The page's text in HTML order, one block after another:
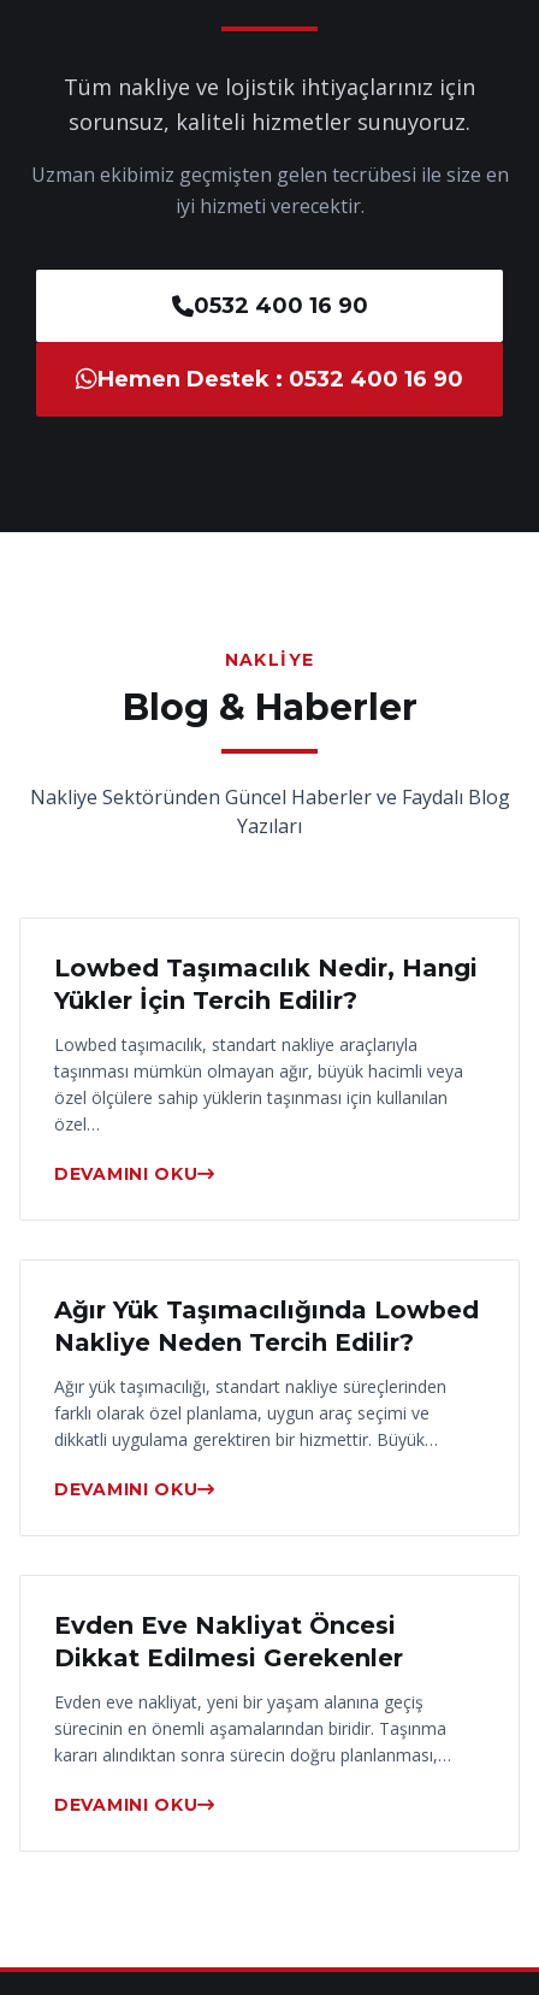
Tüm nakliye ve lojistik ihtiyaçlarınız için
sorunsuz, kaliteli hizmetler sunuyoruz.
Uzman ekibimiz geçmişten gelen tecrübesi ile size en
iyi hizmeti verecektir.
0532 400 16 90
Hemen Destek : 0532 400 16 90
NAKLIYE
Blog & Haberler
Nakliye Sektöründen Güncel Haberler ve Faydalı Blog
Yazıları
18 Haziran 2026
Lowbed Taşımacılık Nedir, Hangi
Yükler İçin Tercih Edilir?
Lowbed taşımacılık, standart nakliye araçlarıyla
taşınması mümkün olmayan ağır, büyük hacimli veya
özel ölçülere sahip yüklerin taşınması için kullanılan
özel…
DEVAMINI OKU
17 Haziran 2026
Ağır Yük Taşımacılığında Lowbed
Nakliye Neden Tercih Edilir?
Ağır yük taşımacılığı, standart nakliye süreçlerinden
farklı olarak özel planlama, uygun araç seçimi ve
dikkatli uygulama gerektiren bir hizmettir. Büyük…
DEVAMINI OKU
16 Haziran 2026
Evden Eve Nakliyat Öncesi
Dikkat Edilmesi Gerekenler
Evden eve nakliyat, yeni bir yaşam alanına geçiş
sürecinin en önemli aşamalarından biridir. Taşınma
kararı alındıktan sonra sürecin doğru planlanması,…
DEVAMINI OKU